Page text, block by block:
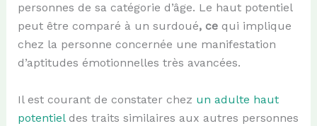
personnes de sa catégorie d’âge. Le haut potentiel
peut être comparé à un surdoué, cequi implique
chez la personne concernée une manifestation
d’aptitudes émotionnelles très avancées.
Il est courant de constater chez un adulte haut
potentieldes traits similaires aux autres personnes